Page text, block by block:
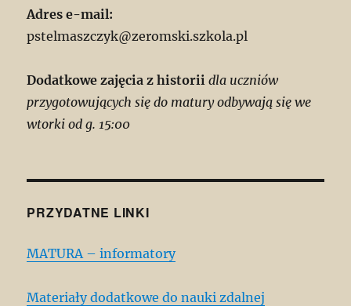
Adres e-mail:
pstelmaszczyk@zeromski.szkola.pl
Dodatkowe zajęcia z historii dla uczniów
przygotowujących się do matury odbywają się we
wtorki od g. 15:00
PRZYDATNE LINKI
MATURA – informatory
Materiały dodatkowe do nauki zdalnej